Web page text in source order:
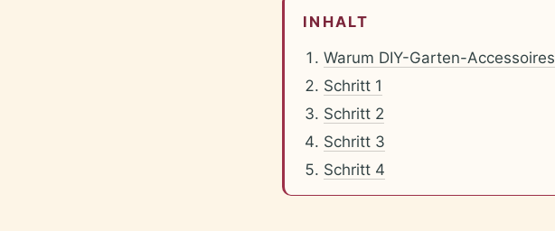
INHALT
Warum DIY-Garten-Accessoires
Schritt 1
Schritt 2
Schritt 3
Schritt 4